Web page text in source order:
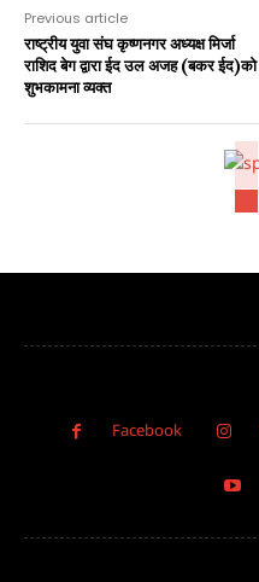
Previous article
राष्ट्रीय युवा संघ कृष्णनगर अध्यक्ष मिर्जा
राशिद बेग द्वारा ईद उल अजह (बकर ईद)को
शुभकामना व्यक्त
Facebook